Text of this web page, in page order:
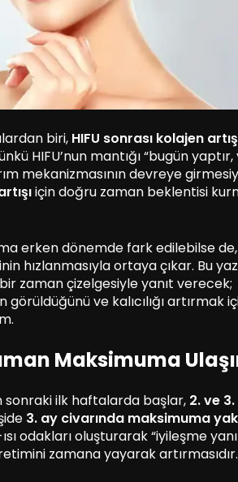
biri, HIFU sonrası kolajen
HIFU’nun mantığı “bugün yaptır,
mekanizmasının devreye
için doğru zaman beklentisi
erken dönemde fark edilebilse de,
hızlanmasıyla ortaya çıkar. Bu
zaman çizelgesiyle yanıt verecek;
görüldüğünü ve kalıcılığı artırmak
Maksimuma
ilk haftalarda başlar, 2. ve 3.
3. ay civarında maksimuma
odakları oluşturarak “iyileşme
zamana yayarak artırmasıdır.